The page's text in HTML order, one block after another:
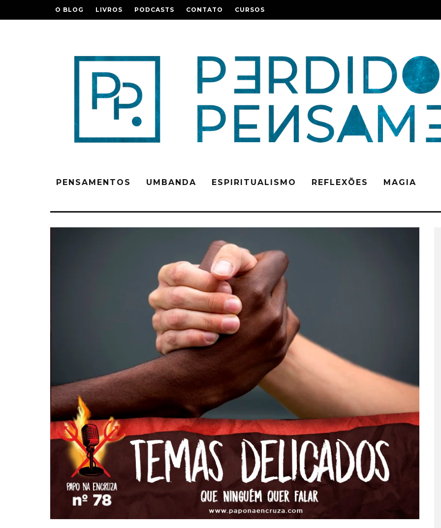
O BLOG LIVROS PODCASTS CONTATO CURSOS
PENSAMENTOS UMBANDA ESPIRITUALISMO REFLEXÕES MAGIA